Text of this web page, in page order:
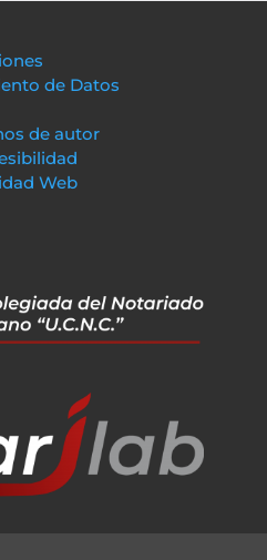
de Datos
de autor
Web